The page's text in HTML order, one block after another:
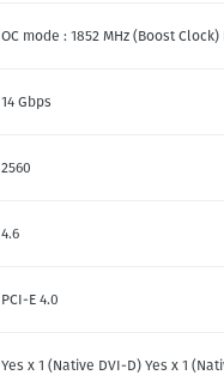
OC mode : 1852 MHz (Boost
14 Gbps
2560
4.6
PCI-E 4.0
Yes x 1 (Native DVI-D) Yes x 1